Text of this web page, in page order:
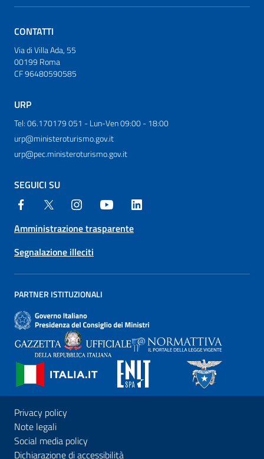
CONTATTI
Via di Villa Ada, 55
00199 Roma
CF 96480590585
URP
Tel: 06.170179 051 - Lun-Ven 09:00 - 18:00
urp@ministeroturismo.gov.it
urp@pec.ministeroturismo.gov.it
SEGUICI SU
Amministrazione trasparente
Segnalazione illeciti
PARTNER ISTITUZIONALI
Privacy policy
Note legali
Social media policy
Dichiarazione di accessibilità